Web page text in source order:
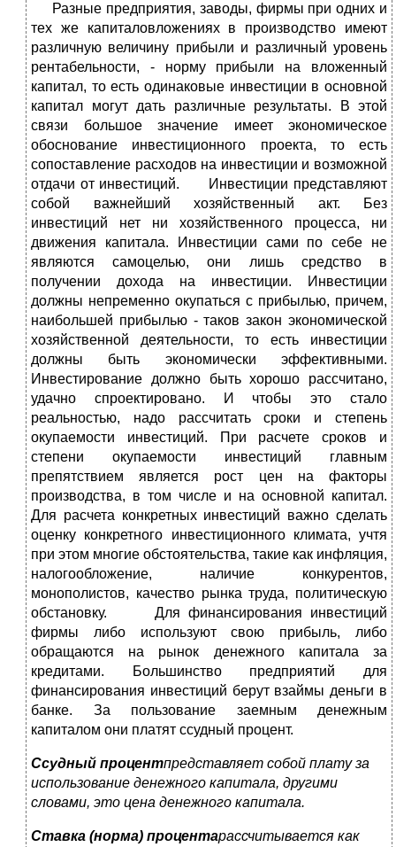
Разные предприятия, заводы, фирмы при одних и
тех же капиталовложениях в производство имеют
различную величину прибыли и различный уровень
рентабельности, - норму прибыли на вложенный
капитал, то есть одинаковые инвестиции в основной
капитал могут дать различные результаты. В этой
связи большое значение имеет экономическое
обоснование инвестиционного проекта, то есть
сопоставление расходов на инвестиции и возможной
отдачи от инвестиций. Инвестиции представляют
собой важнейший хозяйственный акт. Без
инвестиций нет ни хозяйственного процесса, ни
движения капитала. Инвестиции сами по себе не
являются самоцелью, они лишь средство в
получении дохода на инвестиции. Инвестиции
должны непременно окупаться с прибылью, причем,
наибольшей прибылью - таков закон экономической
хозяйственной деятельности, то есть инвестиции
должны быть экономически эффективными.
Инвестирование должно быть хорошо рассчитано,
удачно спроектировано. И чтобы это стало
реальностью, надо рассчитать сроки и степень
окупаемости инвестиций. При расчете сроков и
степени окупаемости инвестиций главным
препятствием является рост цен на факторы
производства, в том числе и на основной капитал.
Для расчета конкретных инвестиций важно сделать
оценку конкретного инвестиционного климата, учтя
при этом многие обстоятельства, такие как инфляция,
налогообложение, наличие конкурентов,
монополистов, качество рынка труда, политическую
обстановку. Для финансирования инвестиций
фирмы либо используют свою прибыль, либо
обращаются на рынок денежного капитала за
кредитами. Большинство предприятий для
финансирования инвестиций берут взаймы деньги в
банке. За пользование заемным денежным
капиталом они платят ссудный процент.
Ссудный процентпредставляет собой плату за
использование денежного капитала, другими
словами, это цена денежного капитала.
Ставка (норма) процентарассчитывается как